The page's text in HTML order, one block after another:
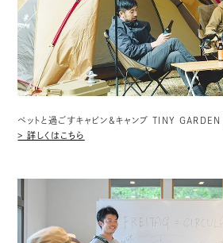
ペットと過ごすキャビン&キャンプ TINY
> 詳しくはこちら